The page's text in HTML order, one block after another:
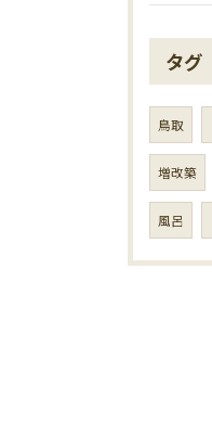
タグ
鳥取
増改築
風呂